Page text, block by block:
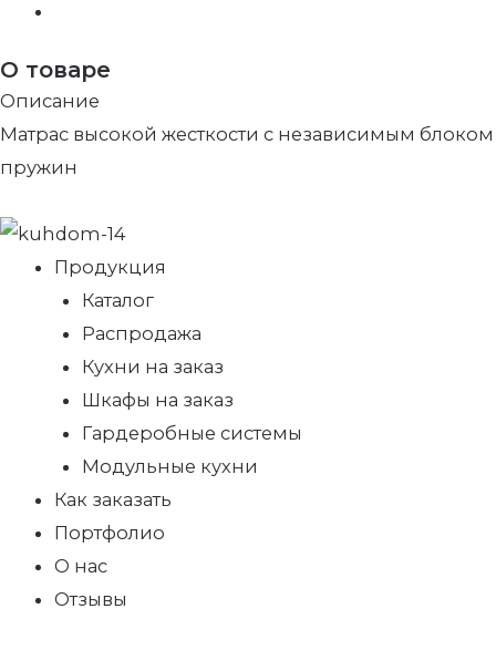
О товаре
Описание
Матрас высокой жесткости с независимым блоком
пружин
Продукция
Каталог
Распродажа
Кухни на заказ
Шкафы на заказ
Гардеробные системы
Модульные кухни
Как заказать
Портфолио
О нас
Отзывы